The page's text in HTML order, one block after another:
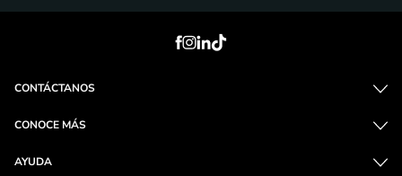
CONTÁCTANOS
CONOCE MÁS
AYUDA